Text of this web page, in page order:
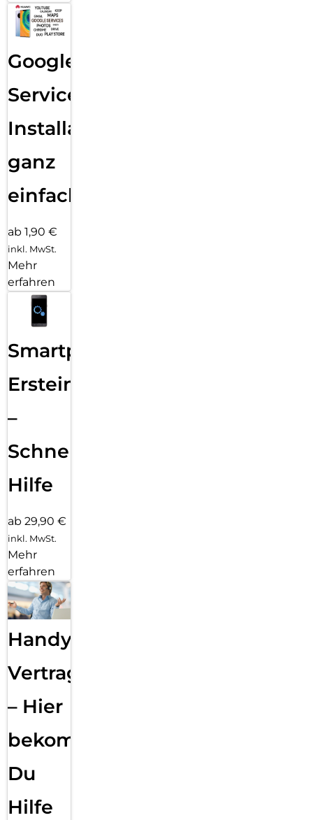
Google
Services
Installation
ganz
einfach
ab 1,90 €
inkl. MwSt.
Mehr
erfahren
Smartphone
Ersteinrichtung
–
Schnelle
Hilfe
ab 29,90 €
inkl. MwSt.
Mehr
erfahren
Handy
Vertragsabwicklung
– Hier
bekommst
Du
Hilfe